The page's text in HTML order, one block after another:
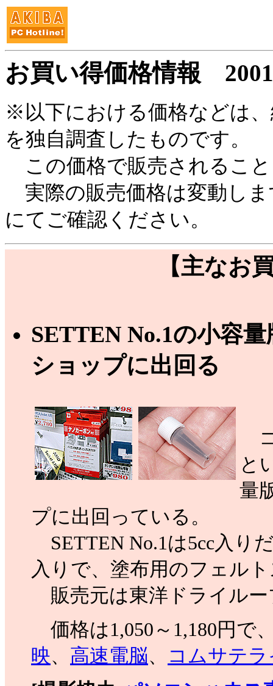
お買い得価格情報
※以下における価格などは
を独自調査したものです。
この価格で販売されるこ
実際の販売価格は変動し
にてご確認ください。
【主なお
SETTEN No.1の小容
ショップに出回る
と
量
プに出回っている。
SETTEN No.1は5cc入り
入りで、塗布用のフェル
販売元は東洋ドライルー
価格は1,050～1,180円で
映、 高速電脳、
コムサテ